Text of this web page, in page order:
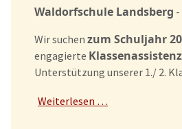
Waldorfschule Landsberg -
Wir suchen zum Schuljahr
engagierte
Unterstützung unserer 1./ 2.
Weiterlesen …